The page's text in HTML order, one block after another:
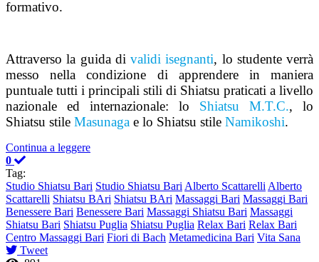
formativo.
Attraverso la guida di validi isegnanti, lo studente verrà
messo nella condizione di apprendere in maniera
puntuale tutti i principali stili di Shiatsu praticati a livello
nazionale ed internazionale: lo Shiatsu M.T.C., lo
Shiatsu stile Masunaga e lo Shiatsu stile Namikoshi.
Continua a leggere
0
Tag:
Studio Shiatsu Bari Studio Shiatsu Bari Alberto Scattarelli Alberto
Scattarelli Shiatsu BAri Shiatsu BAri Massaggi Bari Massaggi Bari
Benessere Bari Benessere Bari Massaggi Shiatsu Bari Massaggi
Shiatsu Bari Shiatsu Puglia Shiatsu Puglia Relax Bari Relax Bari
Centro Massaggi Bari Fiori di Bach Metamedicina Bari Vita Sana
Tweet